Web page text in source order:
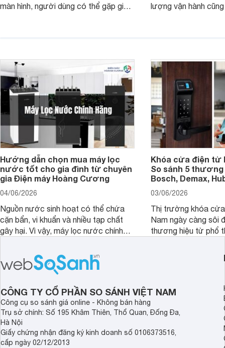
màn hình, người dùng có thể gặp giao
lượng vận hành
Hướng dẫn chọn mua máy lọc
nước tốt cho gia đình từ chuyên
gia Điện máy Hoàng Cương
04/06/2026
Nguồn nước sinh hoạt có thể chứa
cặn bẩn, vi khuẩn và nhiều tạp chất
gây hại. Vì vậy, máy lọc nước chính
sức khỏe và đảm bảo nguồn nước
sạch cho cả gia đình.
Khóa cửa điện tử
So sánh 5 thương
Bosch, Demax,
03/06/2026
Thị trường khóa
Nam ngày càng sôi
thương hiệu từ phổ
cửa điện tử hãng
sẽ so sánh 5
Demax, Hubert và
CÔNG TY CỔ PHẦN SO SÁNH VIỆT NAM
Công cụ so sánh giá online - Không bán hàng
Trụ sở chính: Số 195 Khâm Thiên, Thổ Quan, Đống Đa,
Hà Nội
Giấy chứng nhận đăng ký kinh doanh số 0106373516,
cấp ngày 02/12/2013